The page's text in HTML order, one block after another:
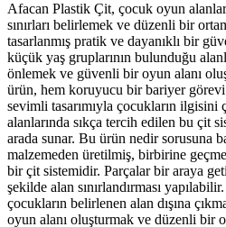
Afacan Plastik Çit, çocuk oyun
sınırları belirlemek ve düzenli bir
tasarlanmış pratik ve dayanıklı bir
küçük yaş gruplarının bulunduğu
önlemek ve güvenli bir oyun alanı
ürün, hem koruyucu bir bariyer
sevimli tasarımıyla çocukların
alanlarında sıkça tercih edilen bu çit
arada sunar. Bu ürün nedir sorusuna
malzemeden üretilmiş, birbirine
bir çit sistemidir. Parçalar bir araya
şekilde alan sınırlandırması
çocukların belirlenen alan dışına
oyun alanı oluşturmak ve düzenli bir